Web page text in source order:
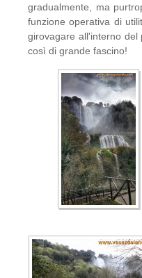
gradualmente, ma
funzione operativa di
girovagare all'interno
così di grande fascino!